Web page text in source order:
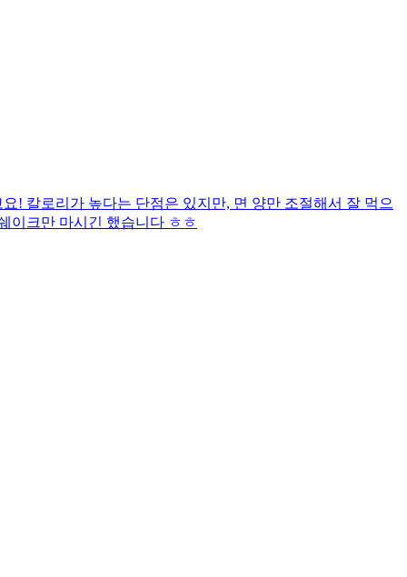
! 칼로리가 높다는 단점은 있지만, 면 양만 조절해서 잘 먹으
이크만 마시긴 했습니다 ㅎㅎ